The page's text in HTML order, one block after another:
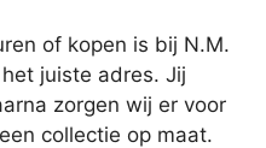
of kopen is bij N.M.
juiste adres. Jij
zorgen wij er voor
collectie op maat.